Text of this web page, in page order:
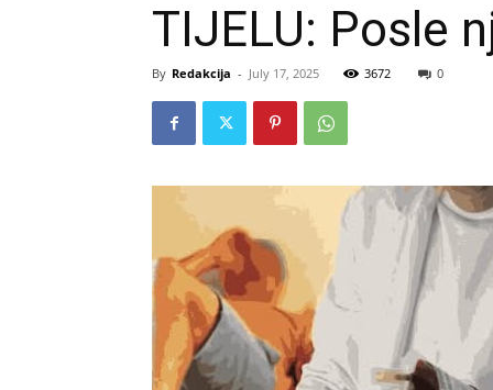
TIJELU: Posle
By Redakcija - July 17, 2025 3672 0